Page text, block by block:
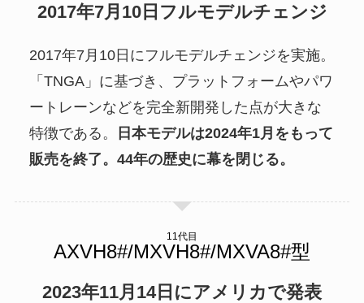
2017年7月10日フルモデルチェンジ
2017年7月10日にフルモデルチェンジを実施。
「TNGA」に基づき、プラットフォームやパワ
ートレーンなどを完全新開発した点が大きな
特徴である。
日本モデルは2024年1月をもって
販売を終了。44年の歴史に幕を閉じる。
11代目
2023年11月14日にアメリカで発表